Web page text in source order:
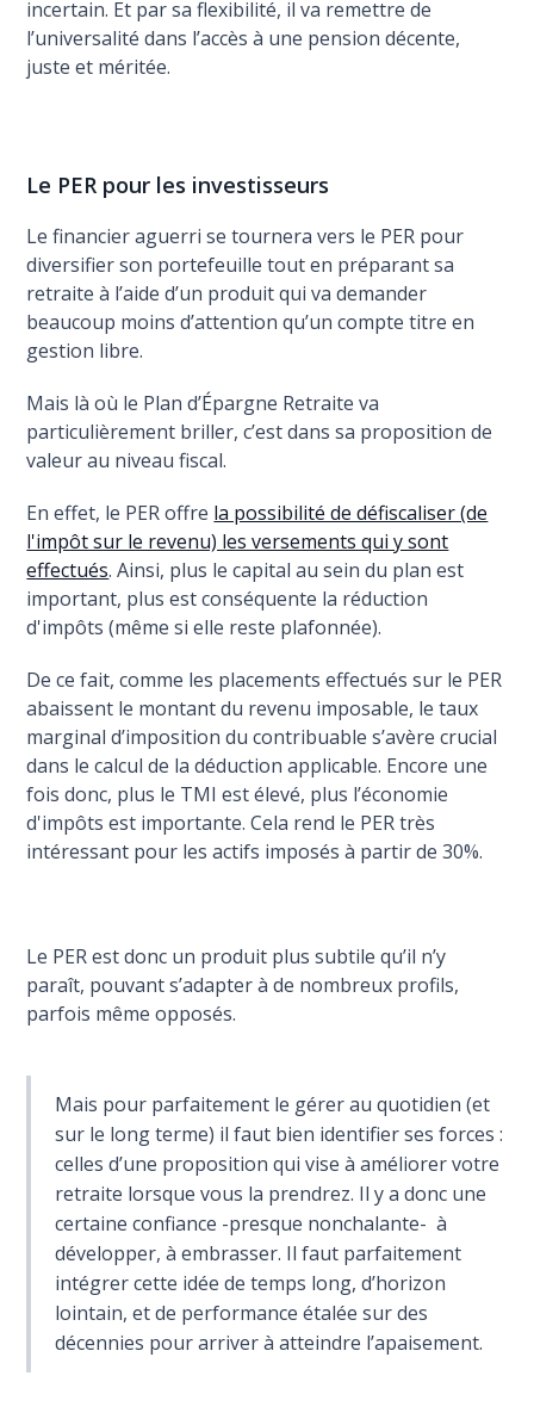
incertain. Et par sa flexibilité, il va remettre de
l’universalité dans l’accès à une pension décente,
juste et méritée.
Le PER pour les investisseurs
Le financier aguerri se tournera vers le PER pour
diversifier son portefeuille tout en préparant sa
retraite à l’aide d’un produit qui va demander
beaucoup moins d’attention qu’un compte titre en
gestion libre.
Mais là où le Plan d’Épargne Retraite va
particulièrement briller, c’est dans sa proposition de
valeur au niveau fiscal.
En effet, le PER offre la possibilité de défiscaliser (de
l'impôt sur le revenu) les versements qui y sont
effectués. Ainsi, plus le capital au sein du plan est
important, plus est conséquente la réduction
d'impôts (même si elle reste plafonnée).
De ce fait, comme les placements effectués sur le PER
abaissent le montant du revenu imposable, le taux
marginal d’imposition du contribuable s’avère crucial
dans le calcul de la déduction applicable. Encore une
fois donc, plus le TMI est élevé, plus l’économie
d'impôts est importante. Cela rend le PER très
intéressant pour les actifs imposés à partir de 30%.
Le PER est donc un produit plus subtile qu’il n’y
paraît, pouvant s’adapter à de nombreux profils,
parfois même opposés.
Mais pour parfaitement le gérer au quotidien (et
sur le long terme) il faut bien identifier ses forces :
celles d’une proposition qui vise à améliorer votre
retraite lorsque vous la prendrez. Il y a donc une
certaine confiance -presque nonchalante- à
développer, à embrasser. Il faut parfaitement
intégrer cette idée de temps long, d’horizon
lointain, et de performance étalée sur des
décennies pour arriver à atteindre l’apaisement.